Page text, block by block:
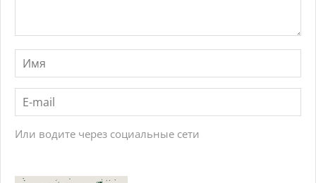
Или водите через социальные сети